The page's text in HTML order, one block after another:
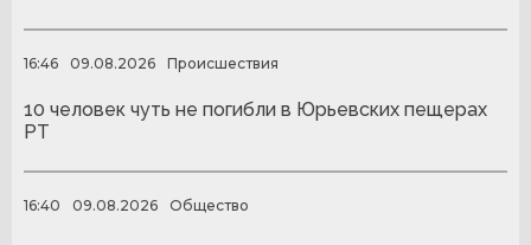
16:46 09.08.2026 Происшествия
10 человек чуть не погибли в Юрьевских пещерах
РТ
16:40 09.08.2026 Общество